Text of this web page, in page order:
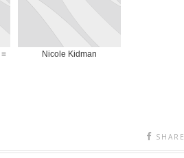
Nicole Kidman
SHARE